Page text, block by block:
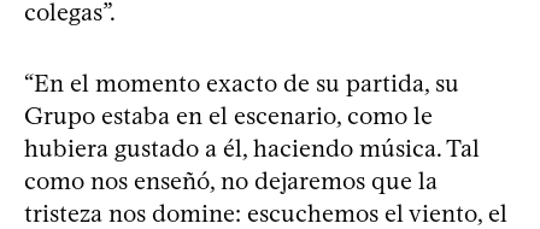
colegas”.
“En el momento exacto de su partida, su
Grupo estaba en el escenario, como le
hubiera gustado a él, haciendo música. Tal
como nos enseñó, no dejaremos que la
tristeza nos domine: escuchemos el viento, el